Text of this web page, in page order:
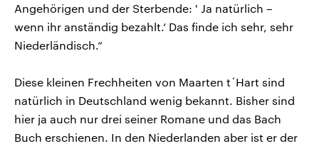
Angehörigen und der Sterbende: ' Ja natürlich –
wenn ihr anständig bezahlt.‘ Das finde ich sehr, sehr
Niederländisch.“
Diese kleinen Frechheiten von Maarten t´Hart sind
natürlich in Deutschland wenig bekannt. Bisher sind
hier ja auch nur drei seiner Romane und das Bach
Buch erschienen. In den Niederlanden aber ist er der